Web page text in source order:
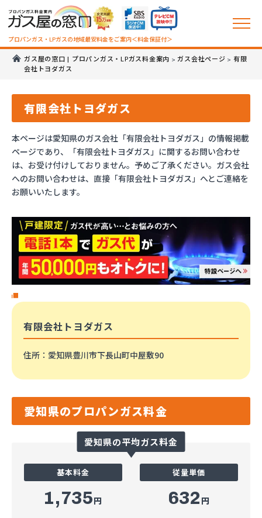
プロパンガス・LPガスの地域最安料金をご案内＜料金保証付＞
ガス屋の窓口 | プロパンガス・LPガス料金案内 >ガス会社ページ > 有限
会社トヨダガス
有限会社トヨダガス
本ページは愛知県のガス会社「有限会社トヨダガス」の情報掲載
ページであり、「有限会社トヨダガス」に関するお問い合わせ
は、お受け付けしておりません。予めご了承ください。ガス会社
へのお問い合わせは、直接「有限会社トヨダガス」へとご連絡を
お願いいたします。
有限会社トヨダガス
住所 ：愛知県豊川市下長山町中屋敷90
愛知県のプロパンガス料金
愛知県の平均ガス料金
基本料金
1,735円
従量単価
632 円